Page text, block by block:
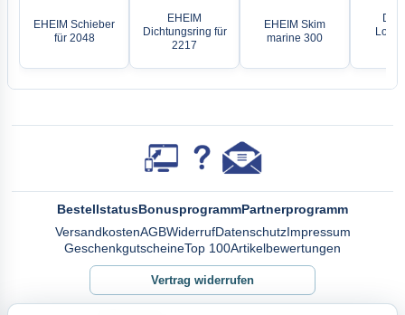
EHEIM Schieber
für 2048
EHEIM
Dichtungsring für
2217
EHEIM Skim
marine 300
BestellstatusBonusprogrammPartnerprogramm
VersandkostenAGBWiderrufDatenschutzImpressum
GeschenkgutscheineTop 100Artikelbewertungen
Vertrag widerrufen